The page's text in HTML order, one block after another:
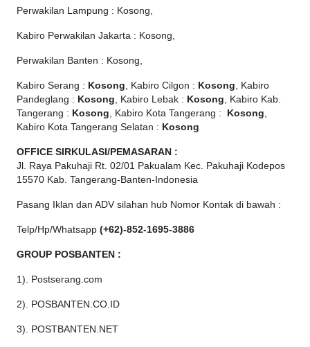
Perwakilan Lampung : Kosong,
Kabiro Perwakilan Jakarta : Kosong,
Perwakilan Banten : Kosong,
Kabiro Serang : Kosong , Kabiro Cilgon : Kosong , Kabiro
Pandeglang : Kosong , Kabiro Lebak : Kosong , Kabiro Kab.
Tangerang : Kosong , Kabiro Kota Tangerang : Kosong
Kabiro Kota Tangerang Selatan : Kosong
OFFICE SIRKULASI/PEMASARAN :
Jl. Raya Pakuhaji Rt. 02/01 Pakualam Kec. Pakuhaji Kodepos
15570 Kab. Tangerang-Banten-Indonesia
Pasang Iklan dan ADV silahan hub Nomor Kontak di bawah :
Telp/Hp/Whatsapp (+62)-852-1695-3886
GROUP POSBANTEN :
1). Postserang.com
2). POSBANTEN.CO.ID
3). POSTBANTEN.NET